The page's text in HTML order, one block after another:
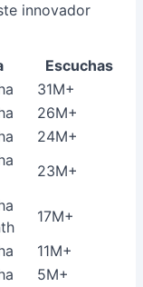
innovador
Escuchas
31M+
26M+
24M+
23M+
17M+
11M+
5M+